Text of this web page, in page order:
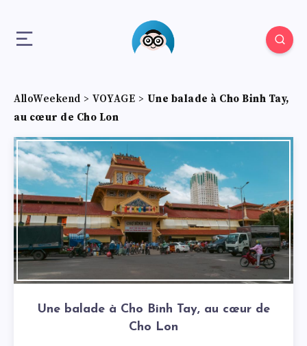
AlloWeekend > VOYAGE > Une balade à Cho Binh Tay,
au cœur de Cho Lon
Une balade à Cho Binh Tay, au cœur de
Cho Lon